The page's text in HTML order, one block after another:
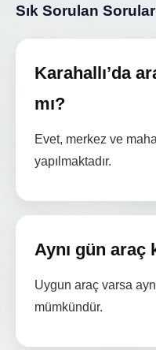
Sık Sorulan Sorular
Karahallı’da
mı?
Evet, merkez ve
yapılmaktadır.
Aynı gün
Uygun araç varsa
mümkündür.